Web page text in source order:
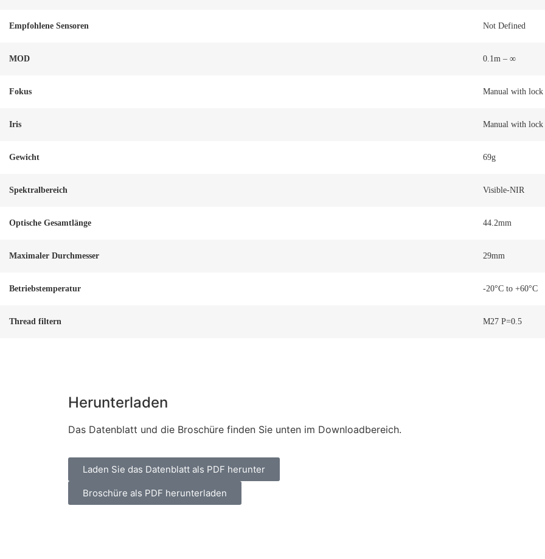
Empfohlene Sensoren Not Defined
MOD 0.1m – ∞
Fokus Manual with lock
Iris Manual with lock
Gewicht 69g
Spektralbereich Visible-NIR
Optische Gesamtlänge 44.2mm
Maximaler Durchmesser 29mm
Betriebstemperatur -20°C to +60°C
Thread filtern M27 P=0.5
Herunterladen
Das Datenblatt und die Broschüre finden Sie unten im Downloadbereich.
Laden Sie das Datenblatt als PDF herunter
Broschüre als PDF herunterladen